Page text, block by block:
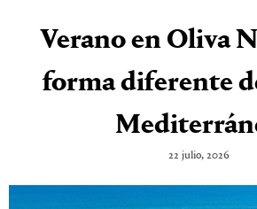
Verano en Oliva
forma diferente
22 julio, 2026